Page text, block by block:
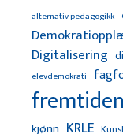
alternativ pedagogikk
Digitalisering
elevdemokrati
kjønn KRLE